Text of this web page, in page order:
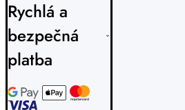
Rychlá a
bezpečná
platba